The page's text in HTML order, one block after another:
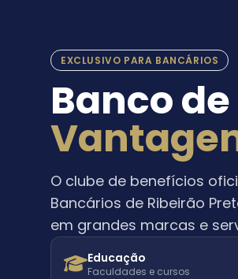
EXCLUSIVO PARA BANCÁRIOS
Banco de
O clube de benefícios
Bancários de Ribeirão
em grandes marcas e
Educação
Faculdades e cursos